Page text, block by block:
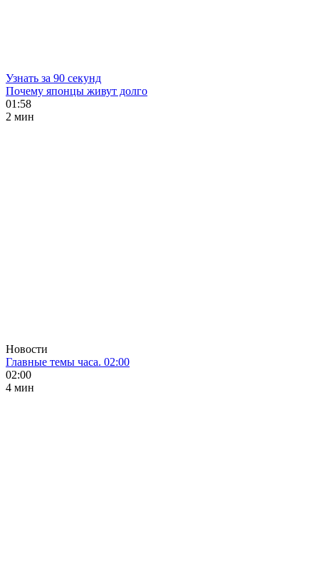
Узнать за 90 секунд
Почему японцы живут долго
01:58
2 мин
Новости
Главные темы часа. 02:00
02:00
4 мин